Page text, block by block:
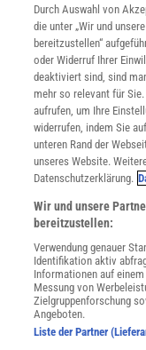
Für Sie im
Spektrum
Durch Auswahl von
die unter „Wir und
bereitzustellen“
oder Widerruf Ihrer
deaktiviert sind, sind
mehr so relevant für
aufrufen, um Ihre
widerrufen, indem Sie
unteren Rand der
unseres Website.
Datenschutzerklärung.
Wir und unsere
bereitzustellen:
Verwendung genauer
Identifikation aktiv
Informationen auf
Messung von
Zielgruppenforschung
Angeboten.
Liste der Partner